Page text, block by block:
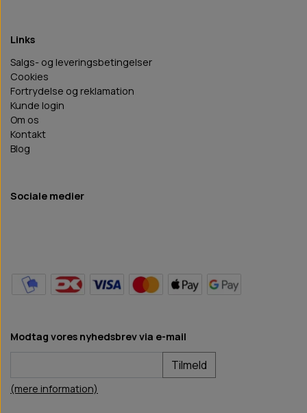
Links
Salgs- og leveringsbetingelser
Cookies
Fortrydelse og reklamation
Kunde login
Om os
Kontakt
Blog
Sociale medier
Modtag vores nyhedsbrev via e-mail
Tilmeld
(mere information)